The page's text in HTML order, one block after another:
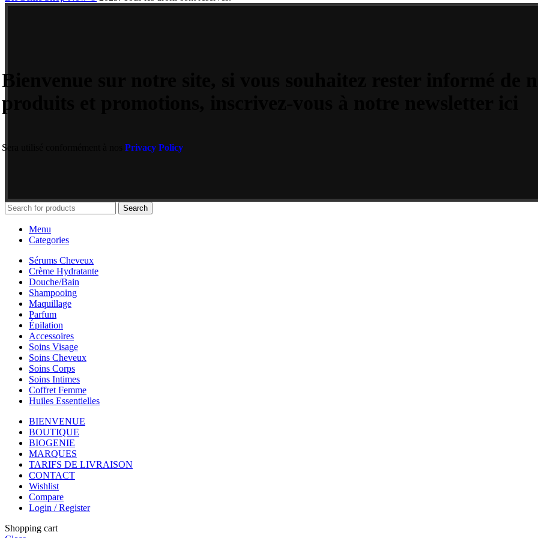
Bienvenue sur notre site, si vous souhaitez rester informé de
produits et promotions, inscrivez-vous à notre newsletter ici
Sera utilisé conformément à nos Privacy Policy
Search
Menu
Categories
Sérums Cheveux
Crème Hydratante
Douche/Bain
Shampooing
Maquillage
Parfum
Épilation
Accessoires
Soins Visage
Soins Cheveux
Soins Corps
Soins Intimes
Coffret Femme
Huiles Essentielles
BIENVENUE
BOUTIQUE
BIOGENIE
MARQUES
TARIFS DE LIVRAISON
CONTACT
Wishlist
Compare
Login / Register
Shopping cart